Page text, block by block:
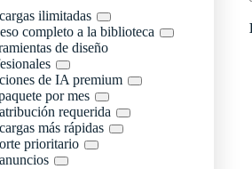
ilimitadas
completo a la biblioteca
de diseño
de IA premium
por mes
requerida
más rápidas
prioritario